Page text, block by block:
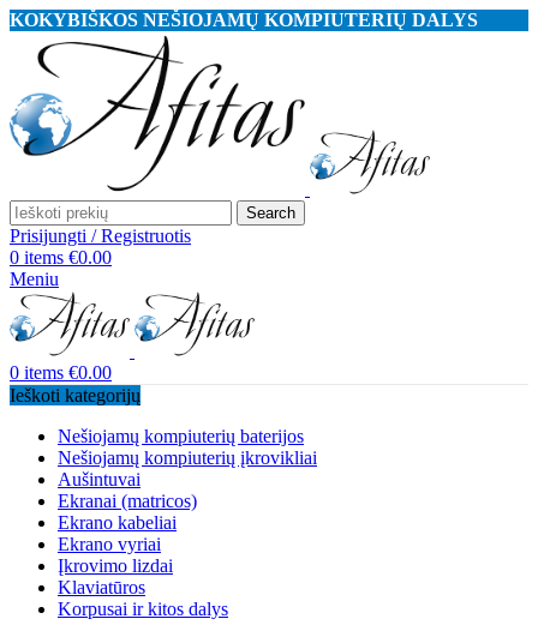
KOKYBIŠKOS NEŠIOJAMŲ KOMPIUTERIŲ DALYS
Search
Prisijungti / Registruotis
0 items €0.00
Meniu
0 items €0.00
Ieškoti kategorijų
Nešiojamų kompiuterių baterijos
Nešiojamų kompiuterių įkrovikliai
Aušintuvai
Ekranai (matricos)
Ekrano kabeliai
Ekrano vyriai
Įkrovimo lizdai
Klaviatūros
Korpusai ir kitos dalys